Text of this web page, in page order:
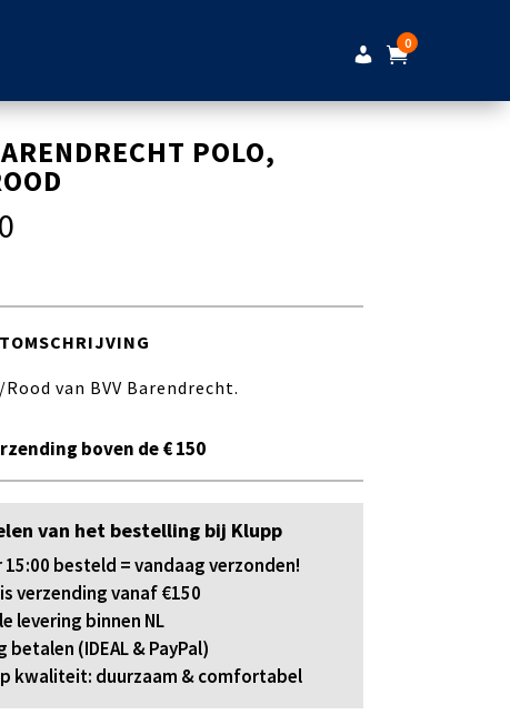
0
POLO,
van BVV Barendrecht.
boven de € 150
van het bestelling bij Klupp
besteld = vandaag verzonden!
verzending vanaf €150
levering binnen NL
betalen (IDEAL & PayPal)
kwaliteit: duurzaam & comfortabel